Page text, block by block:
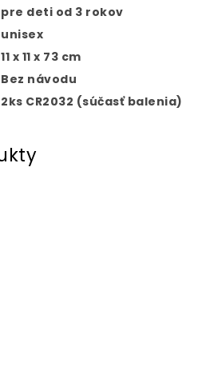
pre deti od 3 rokov
unisex
11 x 11 x 73 cm
Bez návodu
2ks CR2032 (súčasť balenia)